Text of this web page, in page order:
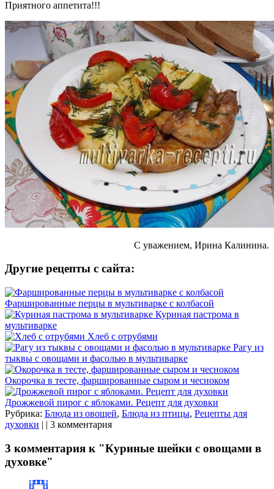
Приятного аппетита!!!
С уважением, Ирина Калинина.
Другие рецепты с сайта:
Фаршированные перцы в мультиварке с колбасой
Куриная пастрома в
мультиварке
Хлеб с отрубями
Рагу из
тыквы с овощами и фасолью в мультиварке
Окорочка в тесте, фаршированные сыром и чесноком
Дрожжевой пирог с яблоками. Рецепт для духовки
Рубрика: Блюда из овощей, Блюда из птицы, Рецепты для
духовки | | 3 комментария
3 комментария к "Куриные шейки с овощами в
духовке"